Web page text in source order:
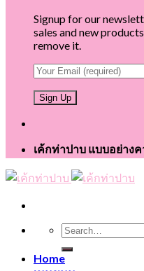
Signup for our
sales and new
remove it.
เค้กท่าปาบ แบบอย่าง
Search
for:
Home